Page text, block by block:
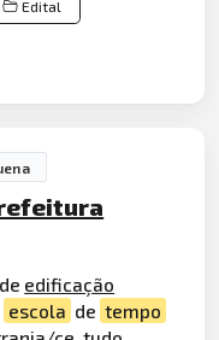
Edital
de edificação
escola de tempo